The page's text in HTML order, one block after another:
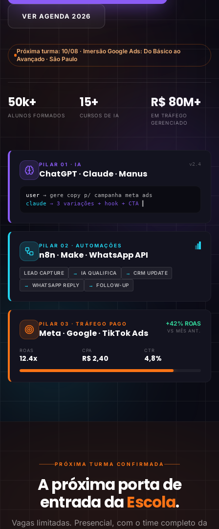
VER AGENDA 2026
Próxima turma: 10/08 · Imersão Google Ads: Do Básico ao
Avançado · São Paulo
50k+
ALUNOS FORMADOS
15+
CURSOS DE IA
R$ 80M+
EM TRÁFEGO
GERENCIADO
PILAR 01 · IA
ChatGPT · Claude · Manus
v2.4
user → gere copy p/ campanha meta ads
claude → 3 variações + hook + CTA
PILAR 02 · AUTOMAÇÕES
n8n · Make · WhatsApp API
LEAD CAPTURE → IA QUALIFICA → CRM UPDATE
→ WHATSAPP REPLY → FOLLOW-UP
PILAR 03 · TRÁFEGO PAGO
Meta · Google · TikTok Ads
+42% ROAS
VS MÊS ANT.
ROAS
12.4x
CPA
R$ 2,40
CTR
4,8%
PRÓXIMA TURMA CONFIRMADA
A próxima porta de
entrada daEscola.
Vagas limitadas. Presencial, com o time completo da